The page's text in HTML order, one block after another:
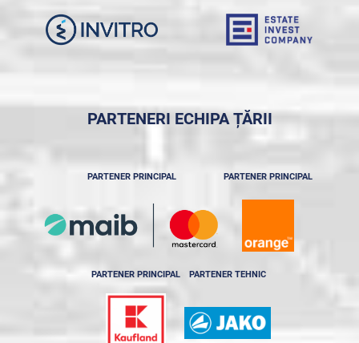
PARTENERI ECHIPA ȚĂRII
PARTENER PRINCIPAL PARTENER PRINCIPAL
PARTENER PRINCIPAL PARTENER TEHNIC